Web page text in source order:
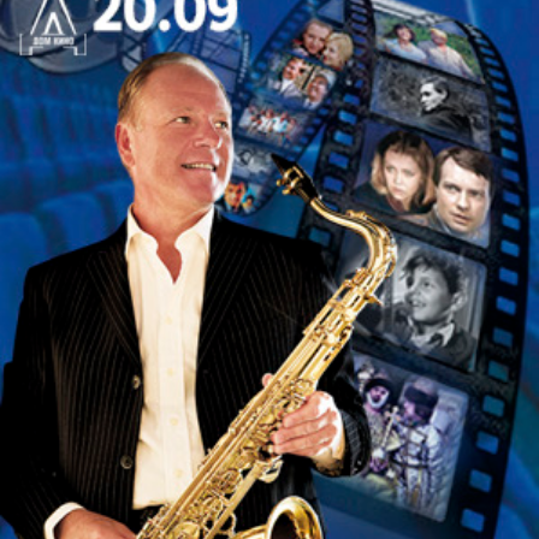
Видеодизайнеры: Нина Данн, Иан Уильям Гэллоуэ
й при участии Сальвадора Авилы
Хореограф – Дмитрий Пимонов
Сценическое движение − Дэн О'Нил
Ответственный концертмейстер –
Наталия Мордашова
Главный хормейстер – Константин Рылов
Репетитор по французскому языку –
Ксения Клименко
КРАТКОЕ СОДЕРЖАНИЕ
Действие первое
Фауст, старый ученый, маг-чернокнижник,
сокрушается, что жизнь прожита зря. Ни наука, ни
религия не дали ответов на его вопросы. Он готов
принять яд, но не может решиться. Фауст просит
помощи у сил ада. Появляется Мефистофель.
Вызвав в зеркале видение – образ юной